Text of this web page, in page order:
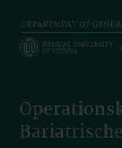
main